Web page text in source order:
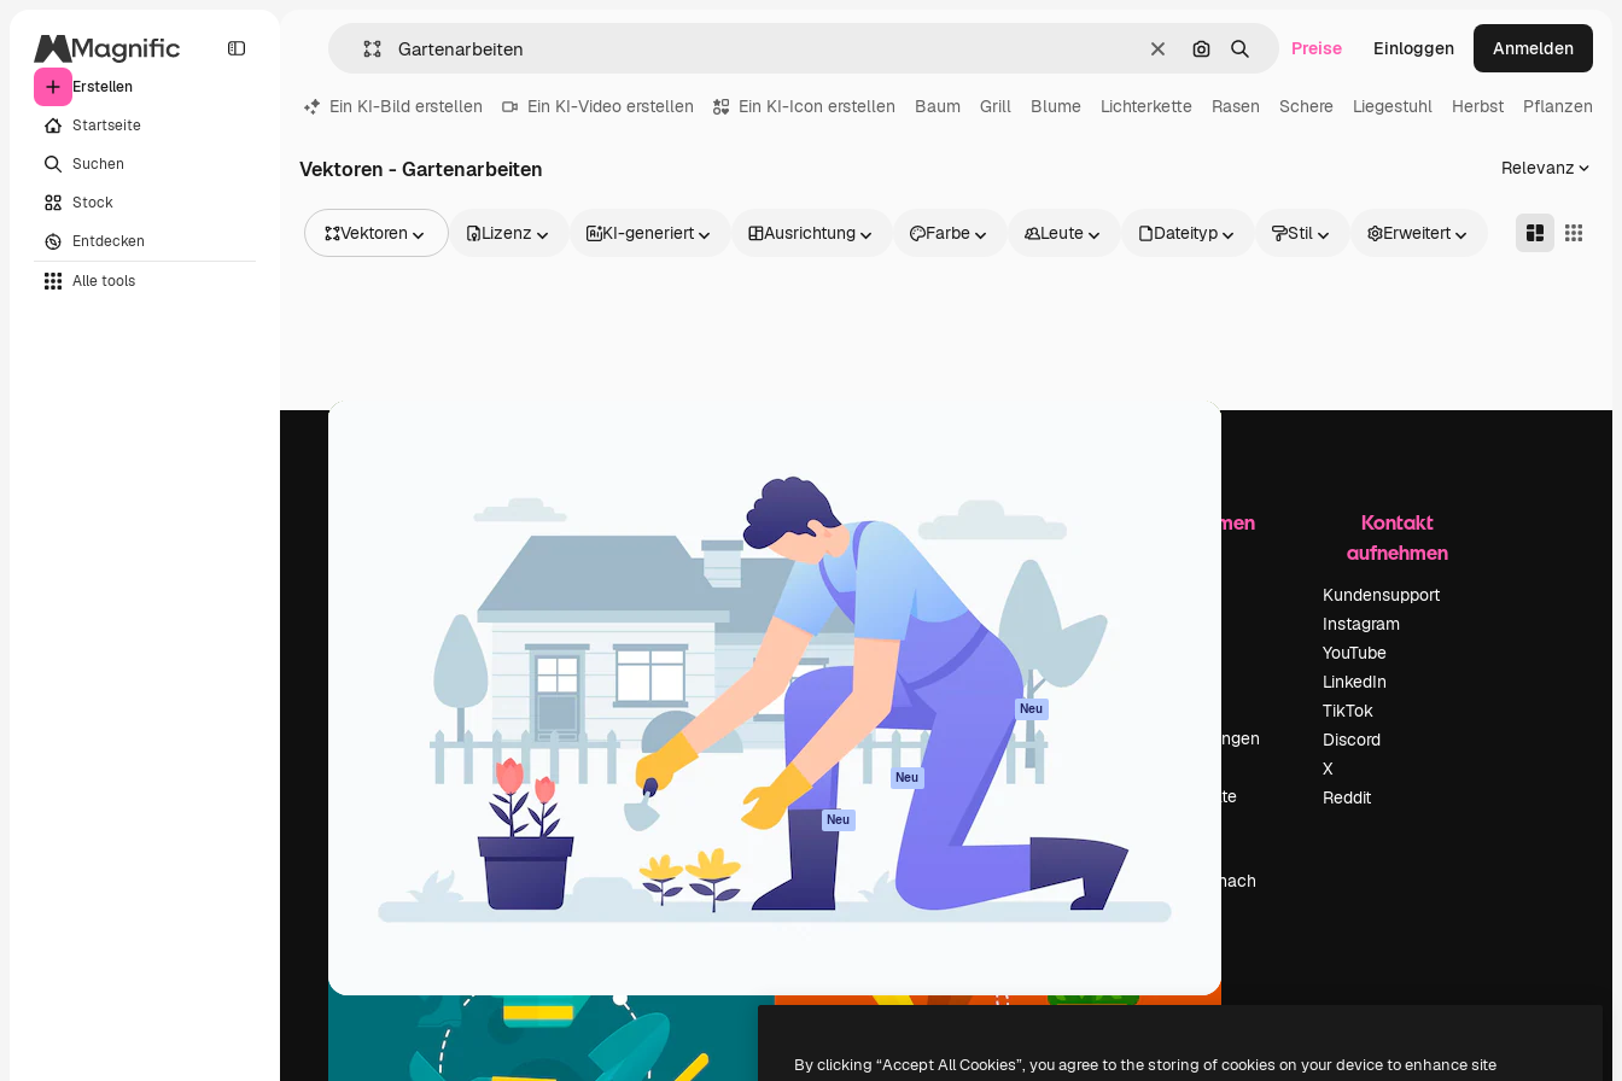
Erstellen
Startseite
Suchen
Stock
Entdecken
Alle tools
LöschenNach Bild suchen
SuchenPreise Einloggen Anmelden
Ein KI-Bild erstellen Ein KI-Video erstellen Ein KI-Icon erstellen Baum Grill Blume Lichterkette Rasen Schere Liegestuhl Herbst Pflanzen
Vektoren - Gartenarbeiten Relevanz
Vektoren
Videos
Lizenz KI-generiert Ausrichtung Farbe Leute Dateityp Stil Erweitert
Die kreative Plattform, um deine beste
Arbeit zu verwirklichen. Mehr als 1 Million
Abonnenten unter Kreativen, Unternehmen,
Agenturen und Studios.
Deutsch
Produkte
Spaces
KI-Assistent
KI-Bildgenerator
KI-Videogenerator
Stimmengenerator
Stock-Inhalte
MCP für
Claude/ChatGPT
Neu
Agenten Neu
Mobile App
Alle Magnific-Tools
Loslegen
Academy
Dokumentation
Support
AGB
Datenschutzerklärung
Neu
Cookie-Richtlinie
Vertrauenszentrum
Partner
Unternehmen
Unternehmen
Veranstaltungen
Deine Inhalte
Suchst du nach
magnific.ai
Kontakt
aufnehmen
Kundensupport
Instagram
YouTube
LinkedIn
TikTok
Discord
X
Reddit
By clicking “Accept All Cookies”, you agree to the storing of cookies on your device to enhance site